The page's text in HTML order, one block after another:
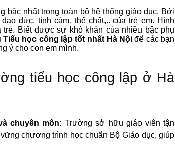
bậc nhất trong toàn bộ hệ thống giáo dục. Bởi
đức, tình cảm, thể chất,.. của trẻ em. Hình
Biết được sự khó khăn của nhiều bậc phụ
học công lập tốt nhất Hà Nội để các bạn
ý cho con em mình.
tiểu học công lập ở Hà
chuyên môn: Trường sở hữu giáo viên tận
chương trình học chuẩn Bộ Giáo dục, giúp